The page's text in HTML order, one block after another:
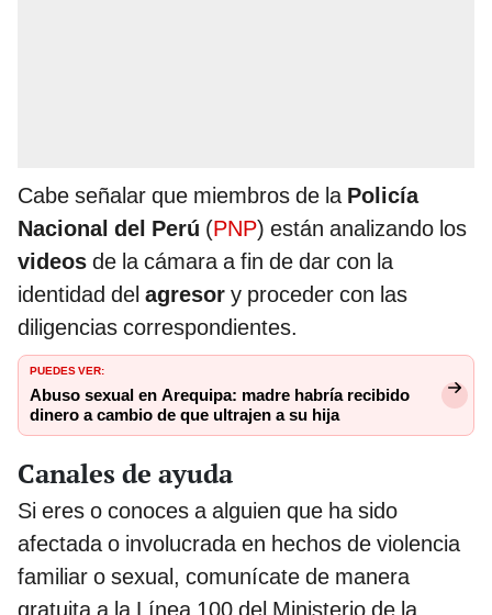
Cabe señalar que miembros de la Policía
Nacional del Perú (PNP) están analizando los
videos de la cámara a fin de dar con la
identidad del agresor y proceder con las
diligencias correspondientes.
PUEDES VER:
Abuso sexual en Arequipa: madre habría recibido
dinero a cambio de que ultrajen a su hija
Canales de ayuda
Si eres o conoces a alguien que ha sido
afectada o involucrada en hechos de violencia
familiar o sexual, comunícate de manera
gratuita a la Línea 100 del Ministerio de la